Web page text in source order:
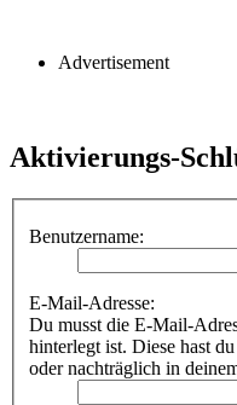
Advertisement
Aktivierungs-
Benutzername:
E-Mail-Adresse:
Du musst die E-Mail-
hinterlegt ist. Diese hast
oder nachträglich in